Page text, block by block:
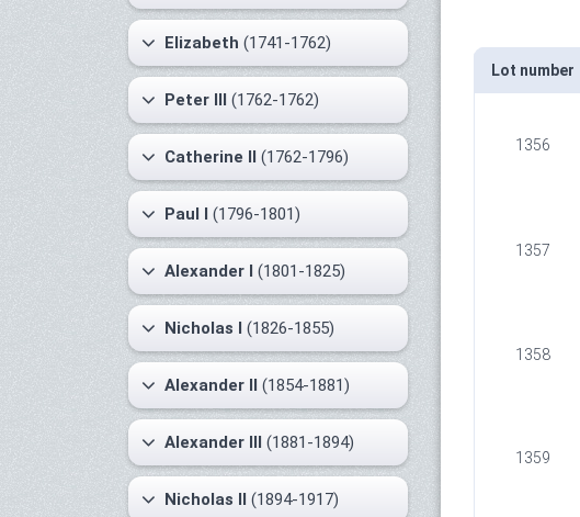
Elizabeth (1741-1762)
Peter III (1762-1762)
Catherine II (1762-1796)
Paul I (1796-1801)
Alexander I (1801-1825)
Nicholas I (1826-1855)
Alexander II (1854-1881)
Alexander III (1881-1894)
Nicholas II (1894-1917)
Lot number
1356
1357
1358
1359